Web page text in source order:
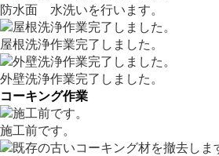
防水面 水洗いを行います。
屋根洗浄作業完了しました。
外壁洗浄作業完了しました。
コーキング作業
施工前です。